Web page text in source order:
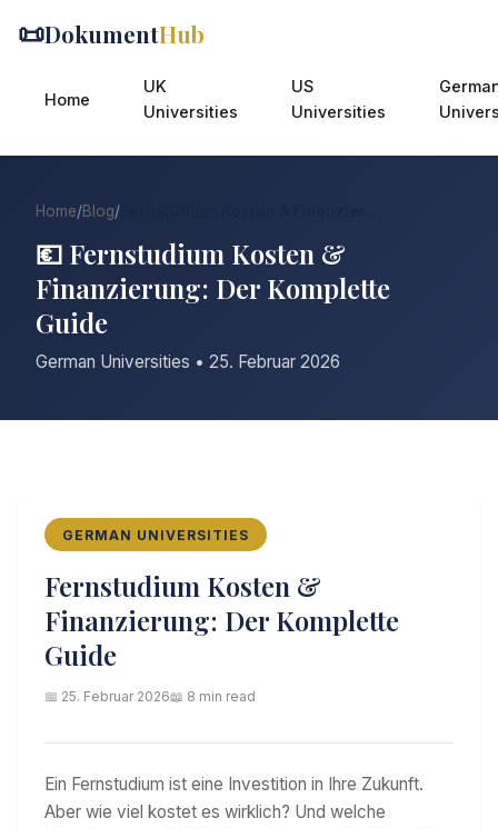
📜DokumentHub
Home
UK
Universities
US
Universities
Home/Blog/
💶 Fernstudium Kosten &
Finanzierung: Der Komplette
Guide
German Universities • 25. Februar 2026
GERMAN UNIVERSITIES
Fernstudium Kosten &
Finanzierung: Der Komplette
Guide
📅 25. Februar 2026📖 8 min read
Ein Fernstudium ist eine Investition in Ihre Zukunft.
Aber wie viel kostet es wirklich? Und welche